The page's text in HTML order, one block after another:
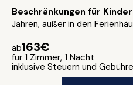
Beschränkungen für Kinder
Jahren, außer in den
ab163€
für 1 Zimmer, 1 Nacht
inklusive Steuern und